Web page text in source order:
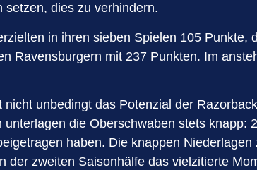
setzen, dies zu verhindern.
in ihren sieben Spielen 105
Ravensburgern mit 237 Punkten. Im
unbedingt das Potenzial der
die Oberschwaben stets
haben. Die knappen
zweiten Saisonhälfe das vielzitierte